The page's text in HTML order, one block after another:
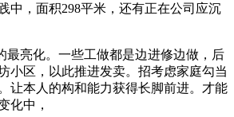
中，面积298平米，还有正在公司应沉
亮化。一些工做都是边进修边做，后
小区，以此推进发卖。招考虑家庭勾当
让本人的构和能力获得长脚前进。才能
化中，